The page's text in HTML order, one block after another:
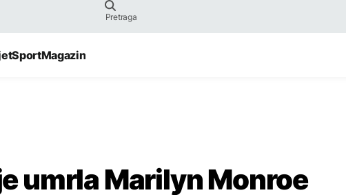
SportMagazin
umrla Marilyn Monroe